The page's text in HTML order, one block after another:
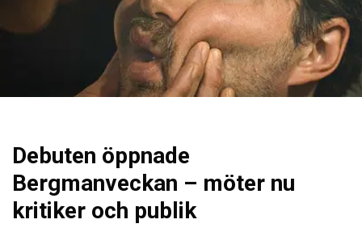
Debuten öppnade
Bergmanveckan – möter nu
kritiker och publik